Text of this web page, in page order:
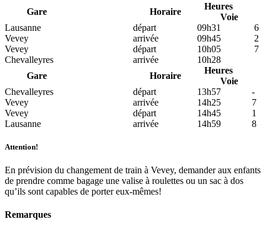
Gare Horaire
Heures
Voie
Lausanne
départ
09h31 6
Vevey
arrivée
09h45 2
Vevey
départ
10h05 7
Chevalleyres
arrivée
10h28
Gare
Horaire
Heures
Voie
Chevalleyres
départ
13h57 -
Vevey
arrivée
14h25 7
Vevey
départ
14h45 1
Lausanne
arrivée 14h59 8
Attention!
En prévision du changement de train à Vevey, demander aux enfants
de prendre comme bagage une valise à roulettes ou un sac à dos
qu’ils sont capables de porter eux-mêmes!
Remarques